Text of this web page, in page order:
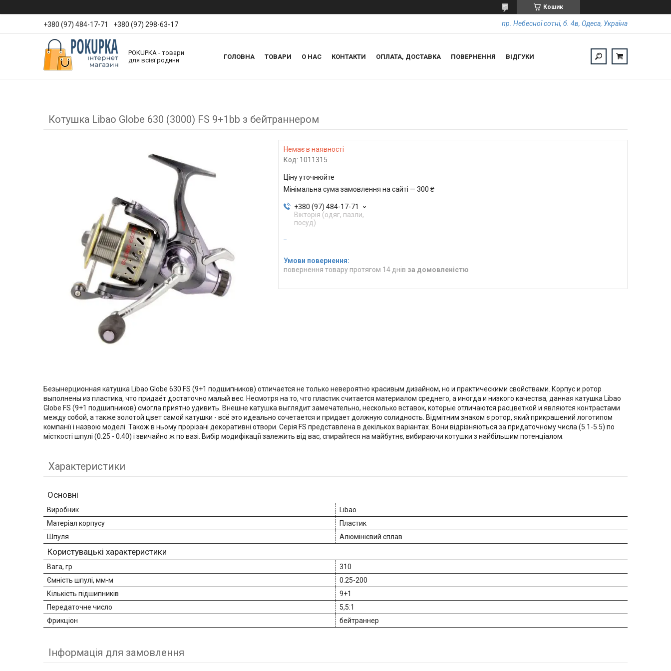
Кошик
+380 (97) 484-17-71 +380 (97) 298-63-17 пр. Небесної сотні, б. 4в, Одеса, Україна
POKUPKA - товари
для всієї родини
ГОЛОВНА ТОВАРИ О НАС КОНТАКТИ ОПЛАТА, ДОСТАВКА ПОВЕРНЕННЯ ВІДГУКИ
Котушка Libao Globe 630 (3000) FS 9+1bb з бейтраннером
Немає в наявності
Код: 1011315
Ціну уточнюйте
Мінімальна сума замовлення на сайті — 300 ₴
+380 (97) 484-17-71
Вікторія (одяг, пазли,
посуд)
повернення товару протягом 14 днів за домовленістю
Безынерционная катушка Libao Globe 630 FS (9+1 подшипников) отличается не только невероятно красивым дизайном, но и практическими свойствами. Корпус и ротор
выполнены из пластика, что придаёт достаточно малый вес. Несмотря на то, что пластик считается материалом среднего, а иногда и низкого качества, данная катушка Libao
Globe FS (9+1 подшипников) смогла приятно удивить. Внешне катушка выглядит замечательно, несколько вставок, которые отличаются расцветкой и являются контрастами
между собой, а также золотой цвет самой катушки - всё это идеально сочетается и придает должную солидность. Відмітним знаком є ротор, який прикрашений логотипом
компанії і назвою моделі. Також в ньому прорізані декоративні отвори. Серія FS представлена в декількох варіантах. Вони відрізняються за придаточному числа (5.1-5.5) по
місткості шпулі (0.25 - 0.40) і звичайно ж по вазі. Вибір модифікації залежить від вас, спирайтеся на майбутнє, вибираючи котушки з найбільшим потенціалом.
Характеристики
Основні
Виробник
Libao
Матеріал корпусу
Пластик
Шпуля
Алюмінієвий сплав
Користувацькі характеристики
Вага, гр
310
Ємність шпулі, мм-м
0.25-200
Кількість підшипників
9+1
Передаточне число
5,5:1
Фрикціон
бейтраннер
Інформація для замовлення